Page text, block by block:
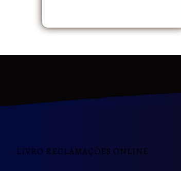
LIVRO RECLAMAÇÕES ONLINE